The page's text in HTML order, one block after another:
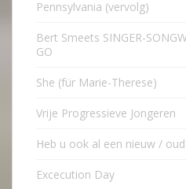
Pennsylvania (vervolg)
Bert Smeets SINGER-
GO
She (für Marie-Therese)
Vrije Progressieve Jongeren
Heb u ook al een nieuw /
Excecution Day